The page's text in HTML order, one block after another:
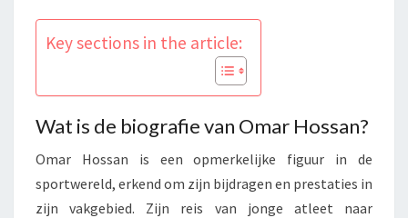
Key sections in the article:
Wat is de biografie van Omar Hossan?
Omar Hossan is een opmerkelijke figuur in de
sportwereld, erkend om zijn bijdragen en prestaties in
zijn vakgebied. Zijn reis van jonge atleet naar